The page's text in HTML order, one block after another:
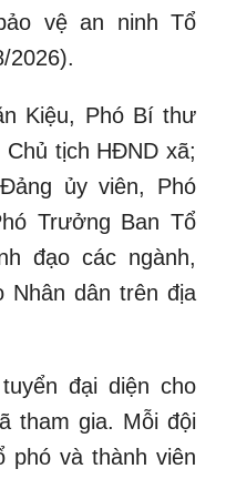
vệ an ninh Tổ
2026).
Kiệu, Phó Bí thư
tịch HĐND xã;
ủy viên, Phó
Trưởng Ban Tổ
đạo các ngành,
Nhân dân trên địa
đại diện cho
tham gia. Mỗi đội
và thành viên